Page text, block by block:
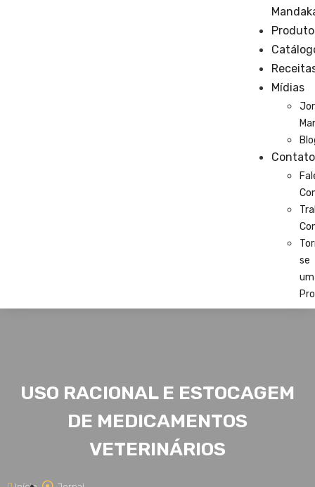
Mídias
Contato
se
um
USO RACIONAL E ESTOCAGEM
DE MEDICAMENTOS
VETERINÁRIOS